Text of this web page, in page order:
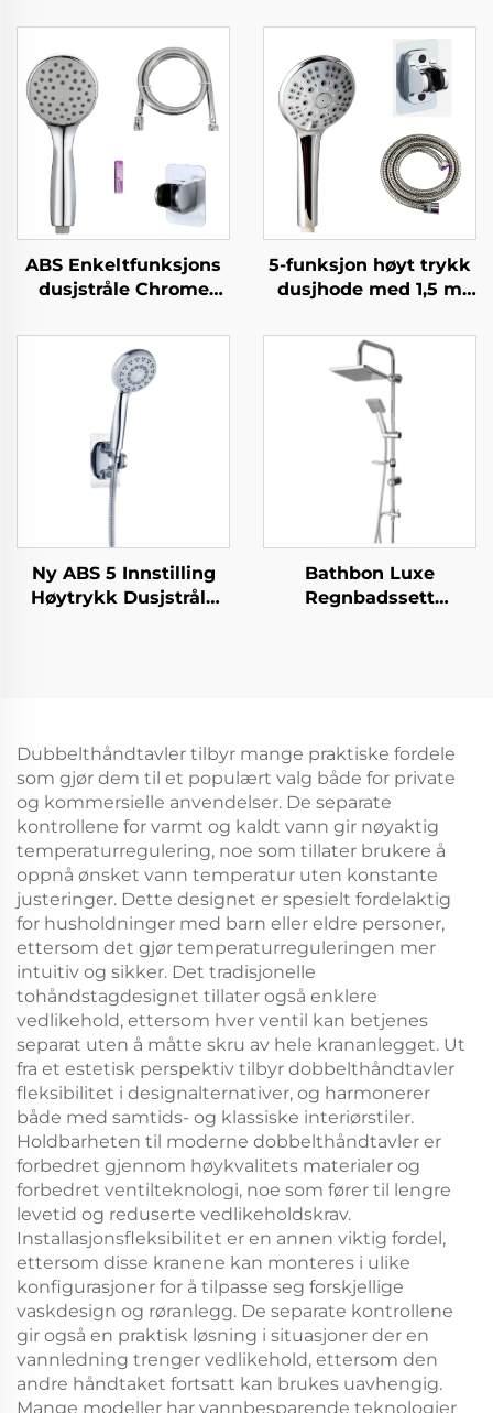
ABS Enkeltfunksjons
dusjstråle Chrome
stråler Lett rengjøring
Nytt materiale
Miljøvennlig Tidslang
varighet
5-funksjon høyt trykk
dusjhode med 1,5 m
rengjøre ingen boring
selvlimt
vippejusterbar holder
Ny ABS 5 Innstilling
Høytrykk Dusjstråle
Bathbon Luxe
Regnbadssett
Dubbelthåndtavler tilbyr mange praktiske fordele
som gjør dem til et populært valg både for private
og kommersielle anvendelser. De separate
kontrollene for varmt og kaldt vann gir nøyaktig
temperaturregulering, noe som tillater brukere å
oppnå ønsket vann temperatur uten konstante
justeringer. Dette designet er spesielt fordelaktig
for husholdninger med barn eller eldre personer,
ettersom det gjør temperaturreguleringen mer
intuitiv og sikker. Det tradisjonelle
tohåndstagdesignet tillater også enklere
vedlikehold, ettersom hver ventil kan betjenes
separat uten å måtte skru av hele krananlegget. Ut
fra et estetisk perspektiv tilbyr dobbelthåndtavler
fleksibilitet i designalternativer, og harmonerer
både med samtids- og klassiske interiørstiler.
Holdbarheten til moderne dobbelthåndtavler er
forbedret gjennom høykvalitets materialer og
forbedret ventilteknologi, noe som fører til lengre
levetid og reduserte vedlikeholdskrav.
Installasjonsfleksibilitet er en annen viktig fordel,
ettersom disse kranene kan monteres i ulike
konfigurasjoner for å tilpasse seg forskjellige
vaskdesign og røranlegg. De separate kontrollene
gir også en praktisk løsning i situasjoner der en
vannledning trenger vedlikehold, ettersom den
andre håndtaket fortsatt kan brukes uavhengig.
Mange modeller har vannbesparende teknologier